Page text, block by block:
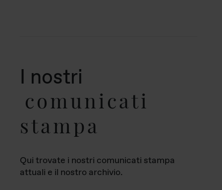
I nostri
comunicati
stampa
Qui trovate i nostri comunicati stampa
attuali e il nostro archivio.